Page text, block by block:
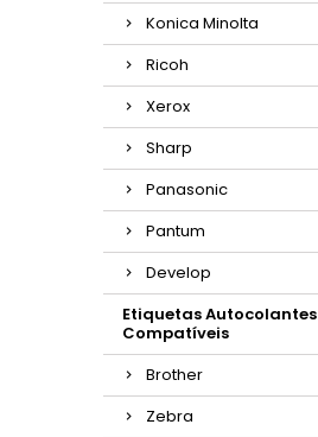
Konica Minolta
Ricoh
Xerox
Sharp
Panasonic
Pantum
Develop
Etiquetas Autocolantes
Compatíveis
Brother
Zebra